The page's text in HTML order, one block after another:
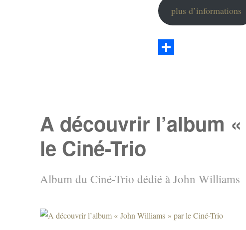
plus d’informations
r
A découvrir l’album
le Ciné-Trio
Album du Ciné-Trio dédié à John Williams